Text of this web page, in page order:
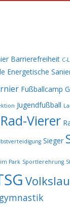
Barrierefreiheit C-
Energetische
Fußballcamp
Jugendfußball
Rad-Vierer
Sieger
Park Sportlerehrung